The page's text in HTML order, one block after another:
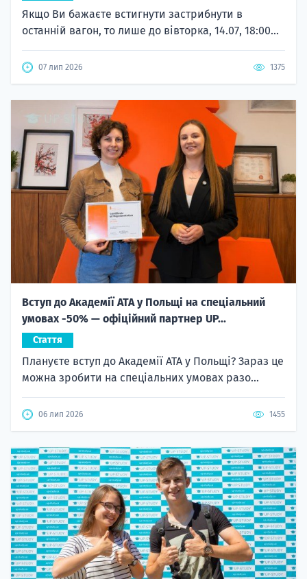
Якщо Ви бажаєте встигнути застрибнути в
останній вагон, то лише до вівторка, 14.07, 18:00...
07 лип 2026 1375
Вступ до Академії ATA у Польщі на спеціальний
умовах -50% — офіційний партнер UP...
Стаття
Плануєте вступ до Академії ATA у Польщі? Зараз це
можна зробити на спеціальних умовах разо...
06 лип 2026 1455